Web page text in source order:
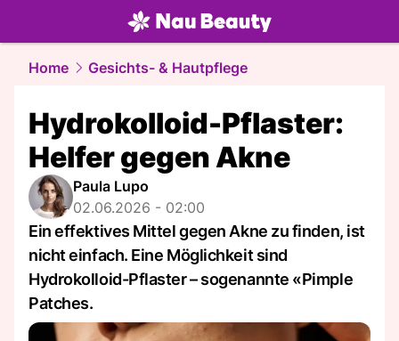
beauty.NAU.ch
Home Gesichts- & Hautpflege
Hydrokolloid-Pflaster:
Helfer gegen Akne
Paula Lupo
02.06.2026 - 02:00
Ein effektives Mittel gegen Akne zu finden, ist
nicht einfach. Eine Möglichkeit sind
Hydrokolloid-Pflaster – sogenannte «Pimple
Patches.